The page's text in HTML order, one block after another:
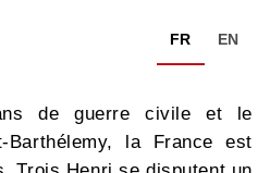
FR EN
de guerre civile et le
la France est